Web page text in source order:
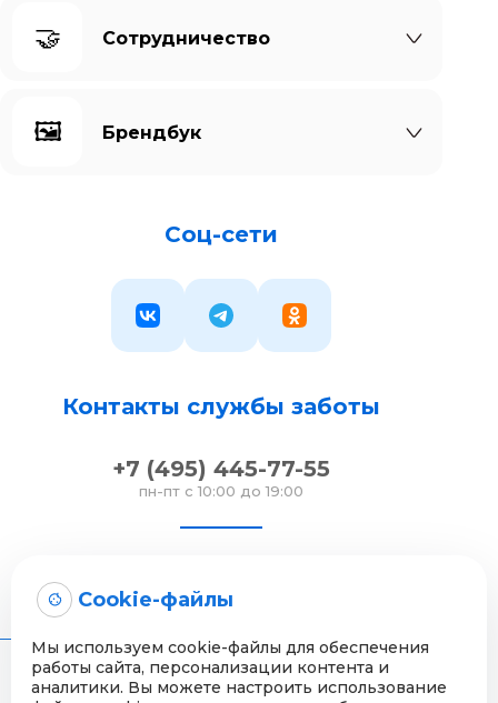
🤝 Сотрудничество
🖼️ Брендбук
Соц-сети
Контакты службы заботы
+7 (495) 445-77-55
пн-пт с 10:00 до 19:00
напишите нам
Cookie-файлы
Мы используем cookie-файлы для обеспечения
работы сайта, персонализации контента и
аналитики. Вы можете настроить использование